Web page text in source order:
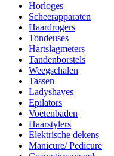
Horloges
Scheerapparaten
Haardrogers
Tondeuses
Hartslagmeters
Tandenborstels
Weegschalen
Tassen
Ladyshaves
Epilators
Voetenbaden
Haarstylers
Elektrische dekens
Manicure/ Pedicure